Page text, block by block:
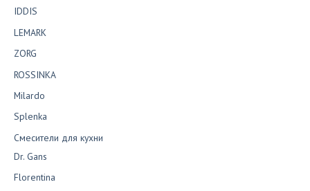
IDDIS
LEMARK
ZORG
ROSSINKA
Milardo
Splenka
Смесители для кухни
Dr. Gans
Florentina